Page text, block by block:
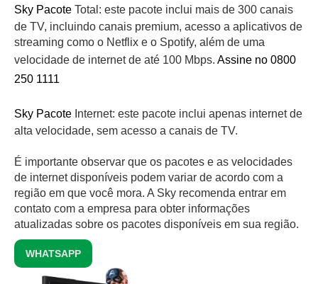
Sky Pacote Total: este pacote inclui mais de 300 canais
de TV, incluindo canais premium, acesso a aplicativos de
streaming como o Netflix e o Spotify, além de uma
velocidade de internet de até 100 Mbps. Assine no 0800
250 1111
Sky Pacote Internet: este pacote inclui apenas internet de
alta velocidade, sem acesso a canais de TV.
É importante observar que os pacotes e as velocidades
de internet disponíveis podem variar de acordo com a
região em que você mora. A Sky recomenda entrar em
contato com a empresa para obter informações
atualizadas sobre os pacotes disponíveis em sua região.
WHATSAPP